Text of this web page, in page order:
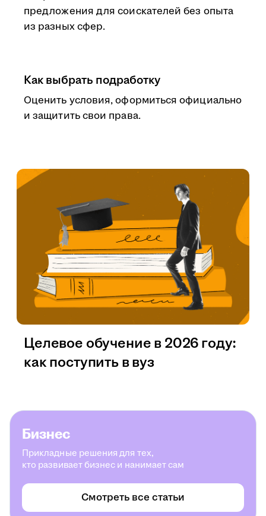
предложения для соискателей без опыта
из разных сфер.
Как выбрать подработку
Оценить условия, оформиться официально
и защитить свои права.
Целевое обучение в 2026 году:
как поступить в вуз
Бизнес
Прикладные решения для тех,
кто развивает бизнес и нанимает сам
Смотреть все статьи